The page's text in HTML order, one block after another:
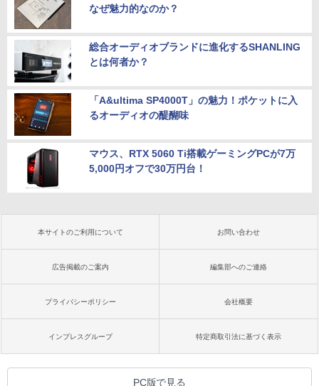
なぜ魅力的なのか？
総合オーディオブランドに進化するSHANLING
とは何者か？
「A&ultima SP4000T」の魅力！ポケットに入
るオーディオの醍醐味
マウス、RTX 5060 Ti搭載ゲーミングPCが7万
5,000円オフで30万円台！
本サイトのご利用について お問い合わせ
広告掲載のご案内 編集部へのご連絡
プライバシーポリシー 会社概要
インプレスグループ 特定商取引法に基づく表示
PC版で見る